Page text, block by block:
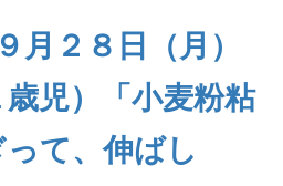
月２８日（月）
児）「小麦粉粘
て、伸ばし